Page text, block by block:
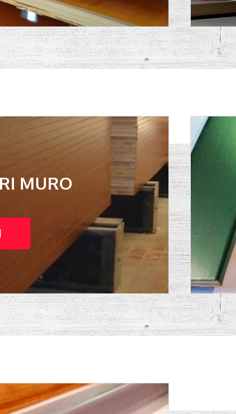
MURO